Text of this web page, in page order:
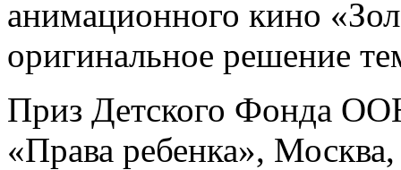
анимационного кино
оригинальное решение
Приз Детского Фонда
«Права ребенка»,